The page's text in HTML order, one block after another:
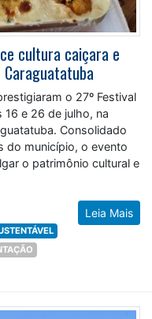
cultura caiçara e
o 27º Festival
e 26 de julho, na
Consolidado
do município, o evento
o patrimônio cultural e
Leia Mais